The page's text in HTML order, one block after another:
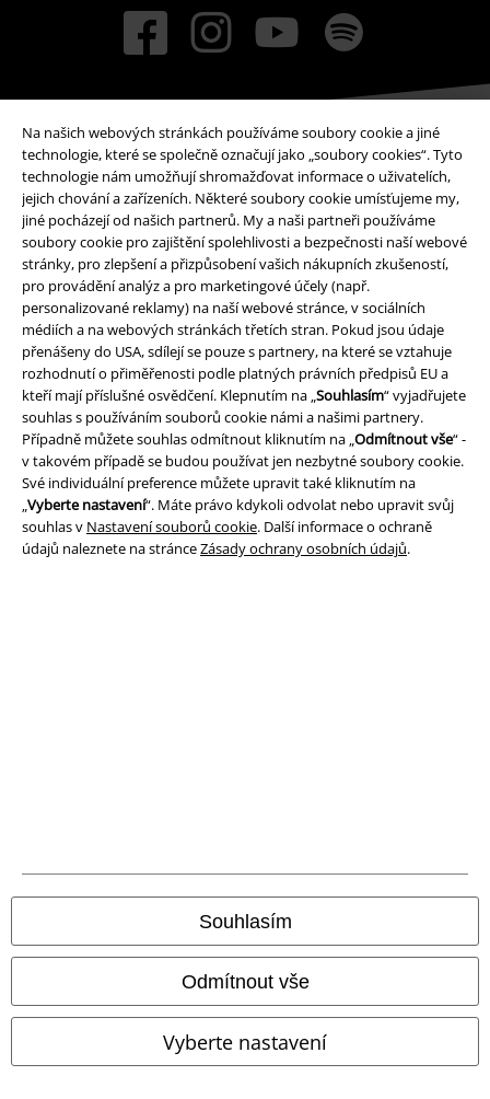
Na našich webových stránkách používáme soubory cookie a jiné
technologie, které se společně označují jako „soubory cookies“. Tyto
technologie nám umožňují shromažďovat informace o uživatelích,
jejich chování a zařízeních. Některé soubory cookie umísťujeme my,
jiné pocházejí od našich partnerů. My a naši partneři používáme
soubory cookie pro zajištění spolehlivosti a bezpečnosti naší webové
stránky, pro zlepšení a přizpůsobení vašich nákupních zkušeností,
pro provádění analýz a pro marketingové účely (např.
personalizované reklamy) na naší webové stránce, v sociálních
médiích a na webových stránkách třetích stran. Pokud jsou údaje
přenášeny do USA, sdílejí se pouze s partnery, na které se vztahuje
rozhodnutí o přiměřenosti podle platných právních předpisů EU a
kteří mají příslušné osvědčení. Klepnutím na „Souhlasím“ vyjadřujete
souhlas s používáním souborů cookie námi a našimi partnery.
Případně můžete souhlas odmítnout kliknutím na „Odmítnout vše“ -
v takovém případě se budou používat jen nezbytné soubory cookie.
Své individuální preference můžete upravit také kliknutím na
„Vyberte nastavení“. Máte právo kdykoli odvolat nebo upravit svůj
souhlas v Nastavení souborů cookie. Další informace o ochraně
údajů naleznete na stránceZásady ochrany osobních údajů.
Souhlasím
Odmítnout vše
Vyberte nastavení
Způsoby platby
Bankovní převod Platba na dobírku
Doprava
Balíkovna Balík Do ruky
EMP aplikaci
Stáhněte si novou EMP aplikaci zdarma a využijte všechny nové
Podmínky